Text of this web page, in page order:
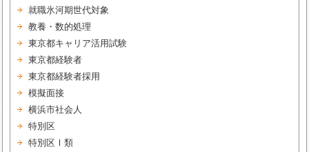
就職氷河期世代対象
教養・数的処理
東京都キャリア活用試験
東京都経験者
東京都経験者採用
模擬面接
横浜市社会人
特別区
特別区Ⅰ類